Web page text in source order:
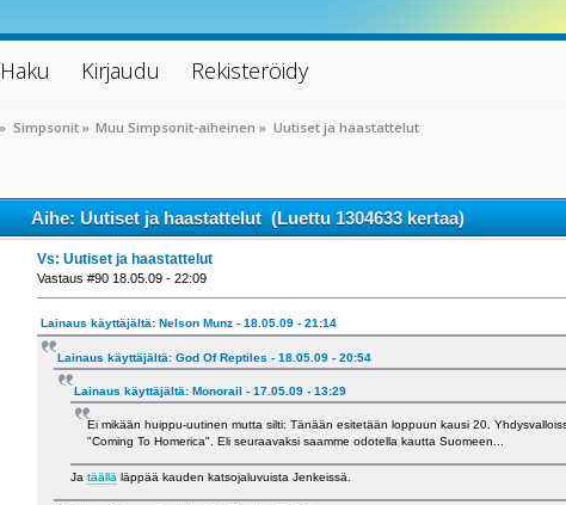
Haku Kirjaudu Rekisteröidy
» Simpsonit» Muu Simpsonit-aiheinen » Uutiset ja haastattelut
Aihe: Uutiset ja haastattelut (Luettu 1304633 kertaa)
Vs: Uutiset ja haastattelut
Vastaus #90 18.05.09 - 22:09
Lainaus käyttäjältä: Nelson Munz - 18.05.09 - 21:14
Lainaus käyttäjältä: God Of Reptiles - 18.05.09 - 20:54
Lainaus käyttäjältä: Monorail - 17.05.09 - 13:29
Ei mikään huippu-uutinen mutta silti: Tänään esitetään loppuun kausi 20.
"Coming To Homerica". Eli seuraavaksi saamme odotella kautta Suomeen...
Ja täälläläppää kauden katsojaluvuista Jenkeissä.